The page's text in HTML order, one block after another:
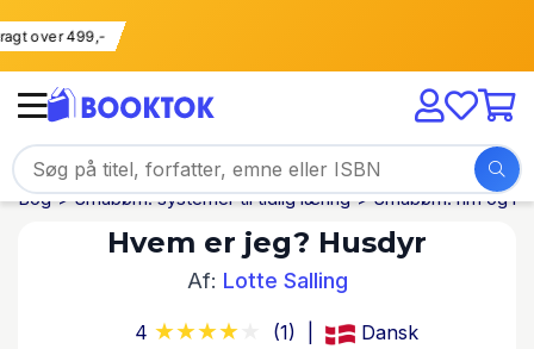
fragt over 499,-
Bog Småbørn: systemer til tidlig læring Småbørn: rim og
Hvem er jeg? Husdyr
Af: Lotte Salling
4 (1) Dansk